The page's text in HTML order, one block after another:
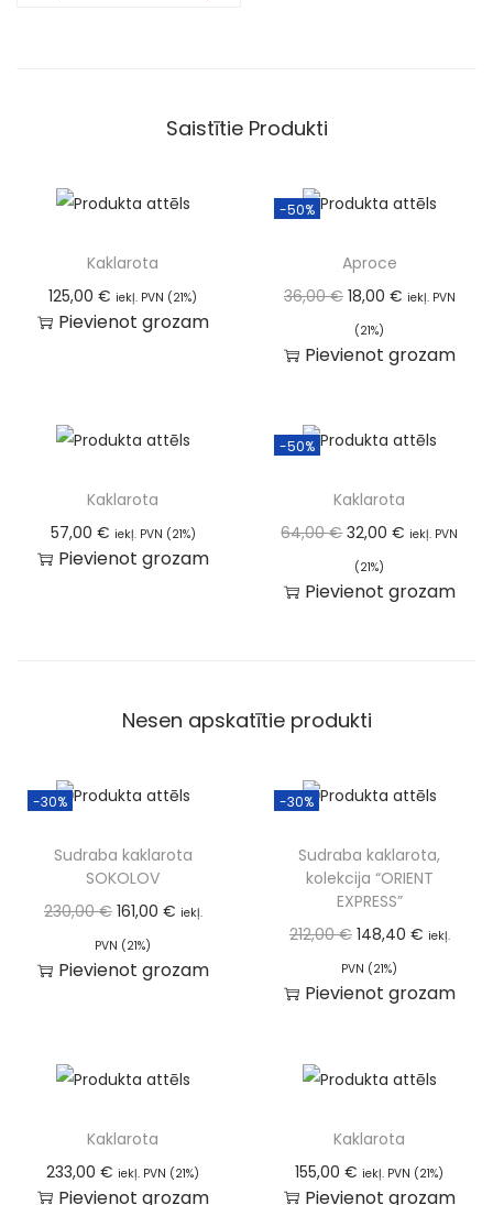
Saistītie Produkti
Kaklarota
125,00€ iekļ. PVN (21%)
Pievienot grozam
-50%
Aproce
36,00€ 18,00 € iekļ. PVN
(21%)
Pievienot grozam
Kaklarota
57,00 € iekļ. PVN (21%)
Pievienot grozam
-50%
Kaklarota
64,00€ 32,00€ iekļ. PVN
(21%)
Pievienot grozam
Nesen apskatītie produkti
-30%
Sudraba kaklarota
SOKOLOV
230,00€ 161,00 € iekļ.
PVN (21%)
Pievienot grozam
-30%
Sudraba kaklarota,
kolekcija “ORIENT
EXPRESS”
212,00€ 148,40 € iekļ.
PVN (21%)
Pievienot grozam
Kaklarota
233,00€ iekļ. PVN (21%)
Pievienot grozam
Kaklarota
155,00€ iekļ. PVN (21%)
Pievienot grozam